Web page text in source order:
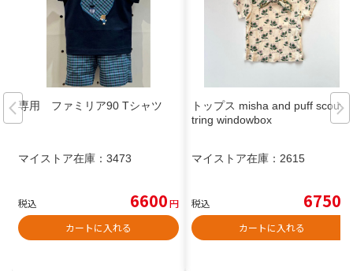
専用 ファミリア90 Tシャツ
マイストア在庫： 3473
税込 6600円
カートに入れる
トップス misha and puff scout s
tring windowbox
マイストア在庫： 2615
税込 6750
カートに入れる